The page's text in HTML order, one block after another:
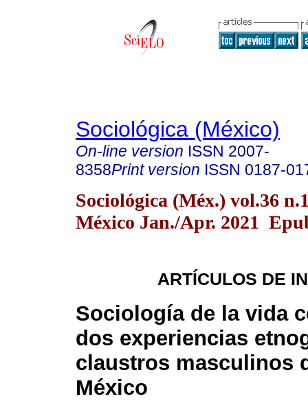
Sociológica (México)
On-line version ISSN 2007-
8358Print version ISSN 0187-
Sociológica (Méx.) vol.36
México Jan./Apr. 2021
ARTÍCULOS DE
Sociología de la vida
dos experiencias
claustros masculinos
México